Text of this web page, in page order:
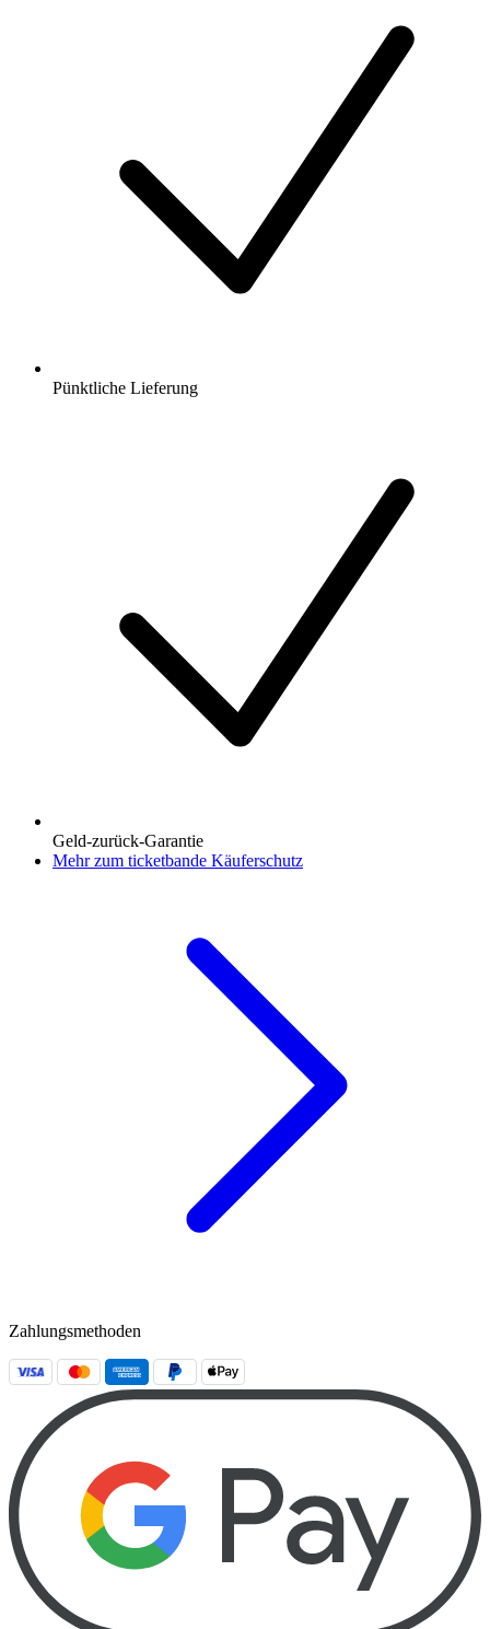
Pünktliche Lieferung
Geld-zurück-Garantie
Mehr zum ticketbande Käuferschutz
Zahlungsmethoden